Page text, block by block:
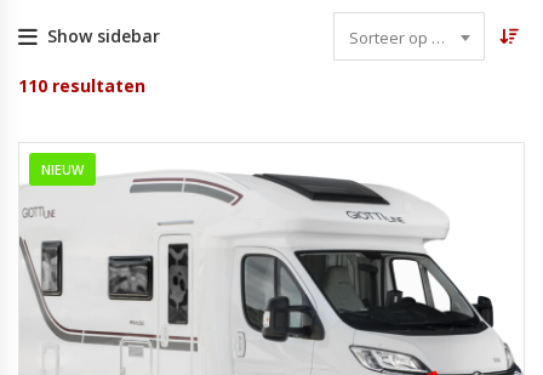
Show sidebar Sorteer op datum
110 resultaten
NIEUW